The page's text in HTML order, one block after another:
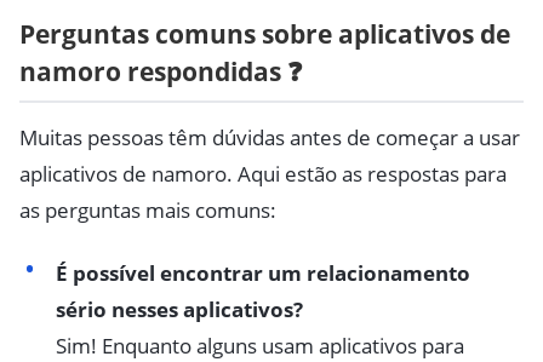
Perguntas comuns sobre aplicativos de
namoro respondidas ❓
Muitas pessoas têm dúvidas antes de começar a usar
aplicativos de namoro. Aqui estão as respostas para
as perguntas mais comuns:
É possível encontrar um relacionamento
sério nesses aplicativos?
Sim! Enquanto alguns usam aplicativos para